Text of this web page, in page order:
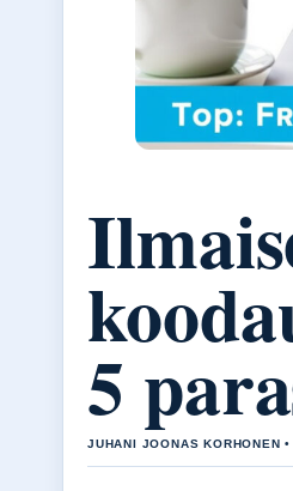
5
JUHANI JOONAS KORHONEN